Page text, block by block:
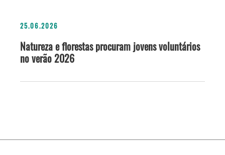
25.06.2026
Natureza e florestas procuram jovens voluntários
no verão 2026